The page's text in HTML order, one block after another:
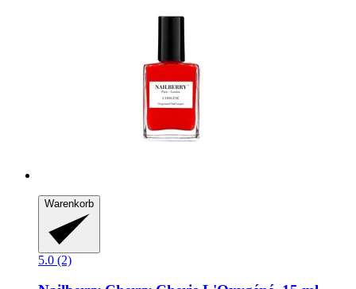
Warenkorb
5.0 (2)